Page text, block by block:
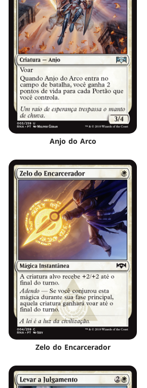
Anjo do Arco
Zelo do Encarcerador